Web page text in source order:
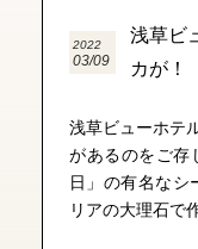
2022
03/09
浅草ビ
カが！
浅草ビューホテ
があるのをご
日」の有名なシ
リアの大理石で